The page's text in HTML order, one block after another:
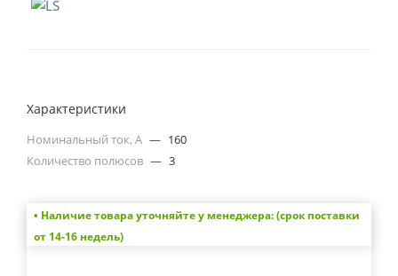
Характеристики
Номинальный ток, А — 160
Количество полюсов — 3
• Наличие товара уточняйте у менеджера: (срок поставки
от 14-16 недель)